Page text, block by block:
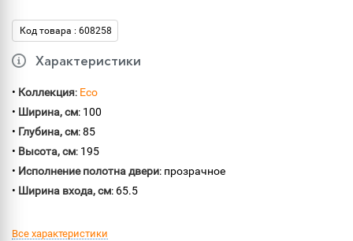
Код товара : 608258
Характеристики
• Коллекция: Eco
• Ширина, см: 100
• Глубина, см: 85
• Высота, см: 195
• Исполнение полотна двери: прозрачное
• Ширина входа, см: 65.5
Все характеристики